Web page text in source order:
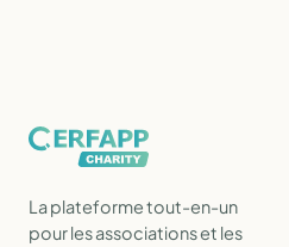
La plateforme tout-en-un
pour les associations et les